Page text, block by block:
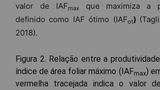
valor de IAFmaxque maximiza a
definido como IAF ótimo (IAFot)
2018).
Figura 2. Relação entre a
índice de área foliar máximo (IAFmax)
vermelha tracejada indica o valor